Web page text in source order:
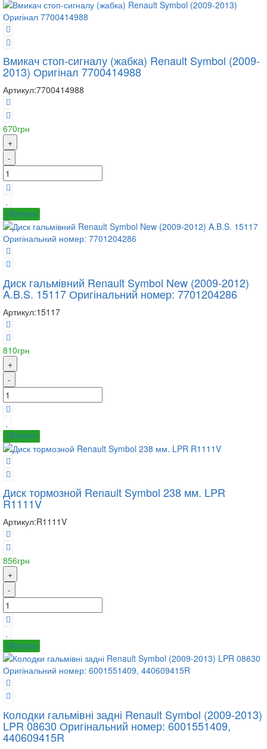
Вмикач стоп-сигналу (жабка) Renault Symbol (2009-
2013) Оригінал 7700414988
Артикул:7700414988
670грн
+
-
Купити
Диск гальмівний Renault Symbol New (2009-2012)
A.B.S. 15117 Оригінальний номер: 7701204286
Артикул:15117
810грн
+
-
Купити
Диск тормозной Renault Symbol 238 мм. LPR
R1111V
Артикул:R1111V
856грн
+
-
Купити
Колодки гальмівні задні Renault Symbol (2009-2013)
LPR 08630 Оригінальний номер: 6001551409,
440609415R